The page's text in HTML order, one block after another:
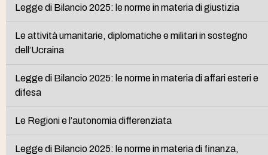
Legge di Bilancio 2025: le norme in materia di giustizia
Le attività umanitarie, diplomatiche e militari in sostegno
dell’Ucraina
Legge di Bilancio 2025: le norme in materia di affari esteri e
difesa
Le Regioni e l’autonomia differenziata
Legge di Bilancio 2025: le norme in materia di finanza,